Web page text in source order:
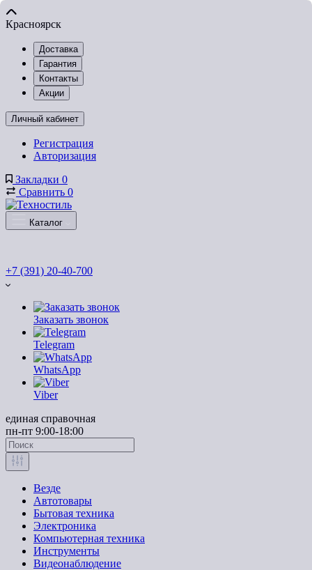
Красноярск
Доставка
Гарантия
Контакты
Акции
Личный кабинет
Регистрация
Авторизация
Закладки 0
Сравнить 0
Каталог
+7 (391) 20-40-700
Заказать звонок
Telegram
WhatsApp
Viber
единая справочная
пн-пт 9:00-18:00
Везде
Автотовары
Бытовая техника
Электроника
Компьютерная техника
Инструменты
Видеонаблюдение